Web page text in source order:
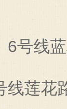
号线
莲花